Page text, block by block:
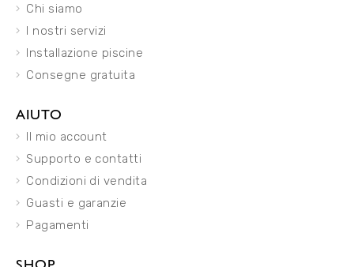
Chi siamo
I nostri servizi
Installazione piscine
Consegne gratuita
AIUTO
Il mio account
Supporto e contatti
Condizioni di vendita
Guasti e garanzie
Pagamenti